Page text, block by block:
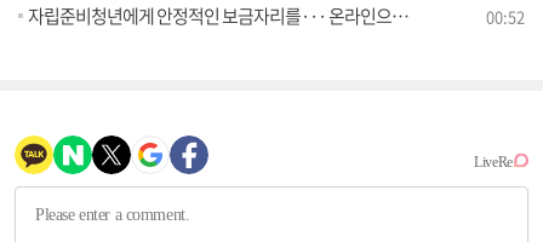
자립준비청년에게 안정적인 보금자리를··· 온라인으로 간편하게 주거지원 신청 00:52